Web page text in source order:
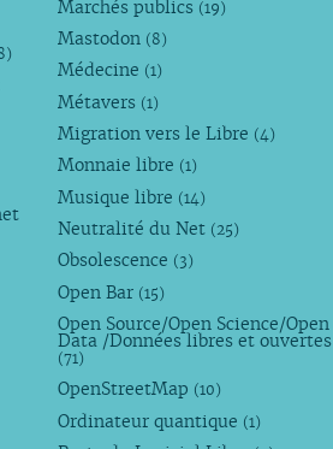
Marchés publics (19)
Mastodon (8)
Médecine (1)
Métavers (1)
Migration vers le Libre (4)
Monnaie libre (1)
Musique libre (14)
Neutralité du Net (25)
Obsolescence (3)
Open Bar (15)
Open Source/Open Science/Open
Data /Données libres et ouvertes
(71)
OpenStreetMap (10)
Ordinateur quantique (1)